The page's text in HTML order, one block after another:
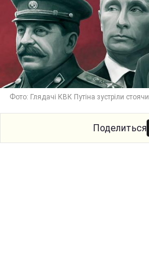
Фото: Глядачі КВК Путіна зустріли стоячи
Поделиться